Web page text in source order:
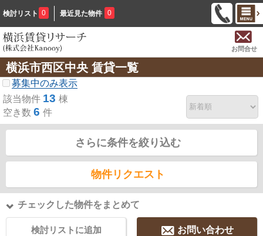
検討リスト 0 最近見た物件 0
お問合せ
横浜市西区中央 賃貸一覧
募集中のみ表示
該当物件 13 棟
空き数 6 件
さらに条件を絞り込む
物件リクエスト
チェックした物件をまとめて
検討リストに追加 お問い合わせ